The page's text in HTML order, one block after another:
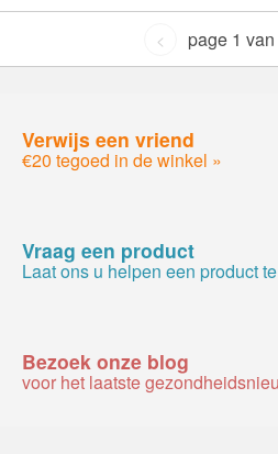
< page 1
Verwijs een vriend
€20 tegoed in de winkel »
Vraag een product
Laat ons u helpen een product
Bezoek onze blog
voor het laatste